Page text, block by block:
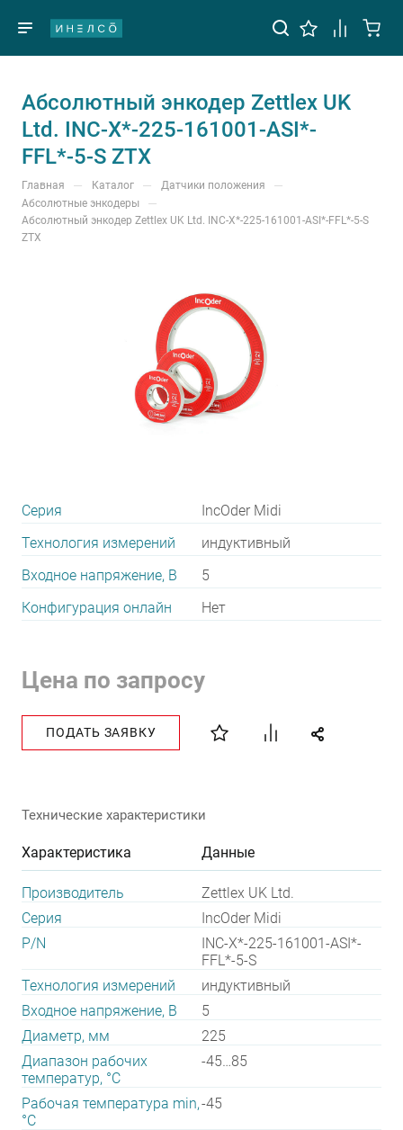
Абсолютный энкодер Zettlex UK
Ltd. INC-X*-225-161001-ASI*-
FFL*-5-S ZTX
Главная — Каталог — Датчики положения —
Абсолютные энкодеры —
Абсолютный энкодер Zettlex UK Ltd. INC-X*-225-161001-ASI*-FFL*-5-S
ZTX
Серия
IncOder Midi
Технология измерений
индуктивный
Входное напряжение, В
5
Конфигурация онлайн
Нет
Цена по запросу
ПОДАТЬ ЗАЯВКУ
Технические характеристики
Характеристика Данные
Производитель
Zettlex UK Ltd.
Серия
IncOder Midi
P/N
INC-X*-225-161001-ASI*-
FFL*-5-S
Технология измерений
индуктивный
Входное напряжение, В
5
Диаметр, мм
225
Диапазон рабочих
температур, °С
-45…85
Рабочая температура min,
°С
-45